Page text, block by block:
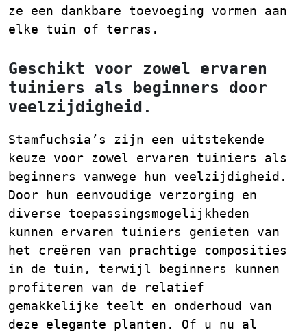
ze een dankbare toevoeging vormen aan
elke tuin of terras.
Geschikt voor zowel ervaren
tuiniers als beginners door
veelzijdigheid.
Stamfuchsia’s zijn een uitstekende
keuze voor zowel ervaren tuiniers als
beginners vanwege hun veelzijdigheid.
Door hun eenvoudige verzorging en
diverse toepassingsmogelijkheden
kunnen ervaren tuiniers genieten van
het creëren van prachtige composities
in de tuin, terwijl beginners kunnen
profiteren van de relatief
gemakkelijke teelt en onderhoud van
deze elegante planten. Of u nu al